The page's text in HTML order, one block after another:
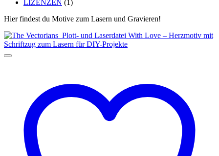
LIZENZEN (1)
Hier findest du Motive zum Lasern und Gravieren!